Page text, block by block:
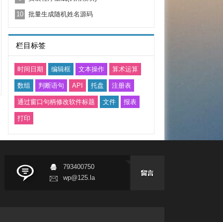
10 批量生成随机姓名源码
栏目标签
时间日期 编辑框 文本操作 算术运算
数组 判断语句 API 托盘 注册表
通过窗口句柄修改软件标题 文件 报表
打印
793400750
wp@125.la